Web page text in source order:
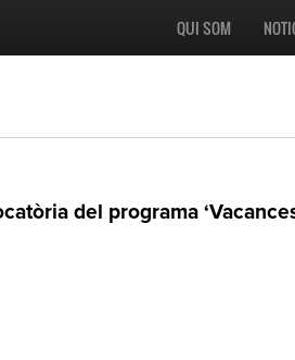
QUI SOM
del programa